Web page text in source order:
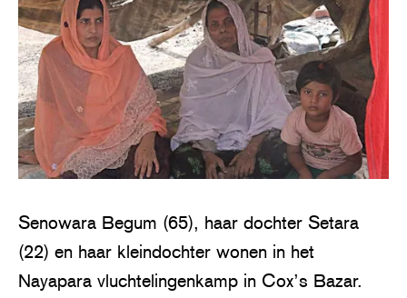
Senowara Begum (65), haar dochter Setara
(22) en haar kleindochter wonen in het
Nayapara vluchtelingenkamp in Cox’s Bazar.